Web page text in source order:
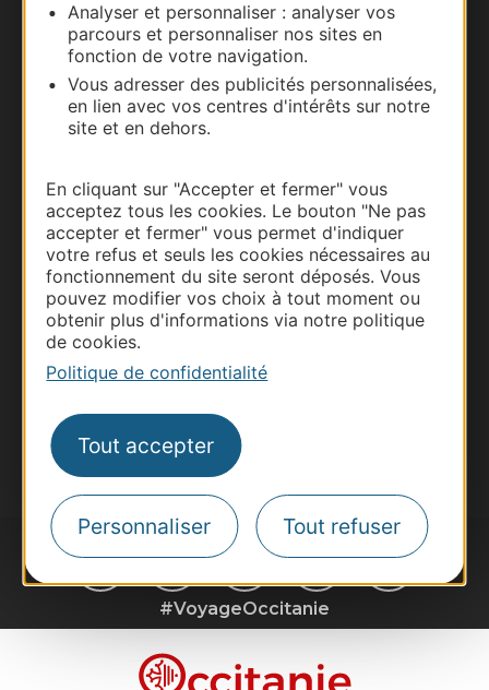
Analyser et personnaliser : analyser vos
parcours et personnaliser nos sites en
fonction de votre navigation.
Vous adresser des publicités personnalisées,
en lien avec vos centres d'intérêts sur notre
site et en dehors.
En cliquant sur "Accepter et fermer" vous
acceptez tous les cookies. Le bouton "Ne pas
accepter et fermer" vous permet d'indiquer
votre refus et seuls les cookies nécessaires au
fonctionnement du site seront déposés. Vous
pouvez modifier vos choix à tout moment ou
obtenir plus d'informations via notre politique
de cookies.
Politique de confidentialité
Tout accepter
Personnaliser Tout refuser
Business/Mice
Pros d'Occitanie
Site presse et d'influence
Voyagistes
Destination Sport
Inscrivez-vous à la lettre d'information
suggestions de séjours, de visites et de sorties.
Je m'abonne
#VoyageOccitanie